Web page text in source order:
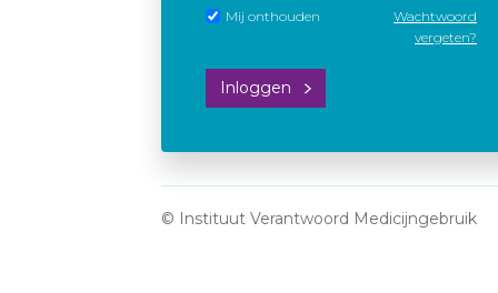
Mij onthouden
Wachtwoord
vergeten?
Inloggen
© Instituut Verantwoord Medicijngebruik